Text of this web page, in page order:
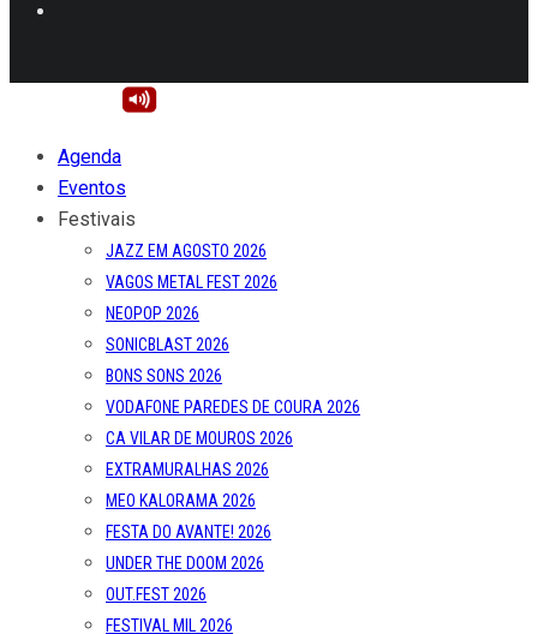
Agenda
Eventos
Festivais
JAZZ EM AGOSTO 2026
VAGOS METAL FEST 2026
NEOPOP 2026
SONICBLAST 2026
BONS SONS 2026
VODAFONE PAREDES DE COURA 2026
CA VILAR DE MOUROS 2026
EXTRAMURALHAS 2026
MEO KALORAMA 2026
FESTA DO AVANTE! 2026
UNDER THE DOOM 2026
OUT.FEST 2026
FESTIVAL MIL 2026